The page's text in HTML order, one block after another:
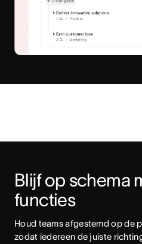
Blijf op schema
functies
Houd teams afgestemd op de
zodat iedereen de juiste